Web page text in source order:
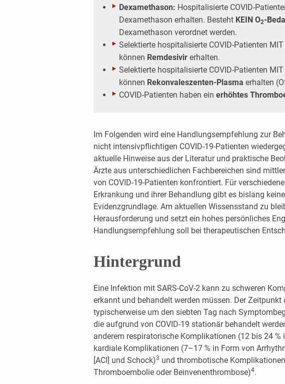
Dexamethason: Hospitalisierte COVID-
Dexamethason erhalten. Besteht KEIN O2-
Dexamethason verordnet werden.
Selektierte hospitalisierte COVID-Patienten MIT
können Remdesivirerhalten.
Selektierte hospitalisierte COVID-Patienten MIT
können Rekonvaleszenten-Plasma erhalten
COVID-Patienten haben ein erhöhtes
Im Folgenden wird eine Handlungsempfehlung zur
nicht intensivpflichtigen COVID-19-Patienten
aktuelle Hinweise aus der Literatur und praktische
Ärzte aus unterschiedlichen Fachbereichen sind
von COVID-19-Patienten konfrontiert. Für
Erkrankung und ihrer Behandlung gibt es bislang
Evidenzgrundlage. Am aktuellen Wissensstand zu
Herausforderung und setzt ein hohes persönliches
Handlungsempfehlung soll bei therapeutischen
Hintergrund
Eine Infektion mit SARS-CoV-2 kann zu schweren
erkannt und behandelt werden müssen. Der
typischerweise um den siebten Tag nach
die aufgrund von COVID-19 stationär behandelt
anderem respiratorische Komplikationen (12 bis 24 %
kardiale Komplikationen (7–17 % in Form von
[ACI] und Schock)3 und thrombotische
Thromboembolie oder Beinvenenthrombose)4.